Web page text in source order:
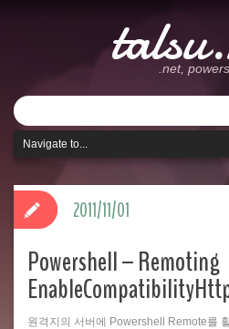
.net,
Powershell – Remoting
원격지의 서버에 Powershell Remote를
2011/11/01